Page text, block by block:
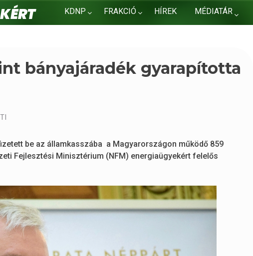
KDNP FRAKCIÓ HÍREK MÉDIATÁR
bányajáradék gyarapította
be az államkasszába a Magyarországon működő 859
Fejlesztési Minisztérium (NFM) energiaügyekért felelős